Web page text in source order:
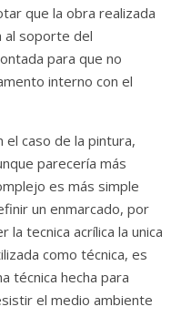
que la obra realizada
al soporte del
para que no
interno con el
el caso de la pintura,
parecería más
es más simple
un enmarcado, por
la tecnica acrílica la unica
como técnica, es
técnica hecha para
el medio ambiente